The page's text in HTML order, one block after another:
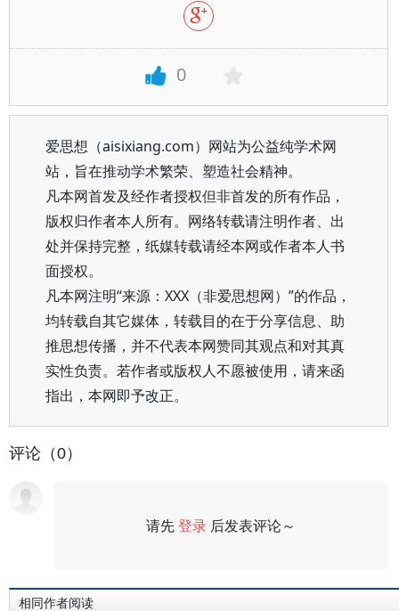
0
爱思想（aisixiang.com）网站为公益纯学术网
站，旨在推动学术繁荣、塑造社会精神。
凡本网首发及经作者授权但非首发的所有作品，
版权归作者本人所有。网络转载请注明作者、出
处并保持完整，纸媒转载请经本网或作者本人书
面授权。
凡本网注明“来源：XXX（非爱思想网）”的作品，
均转载自其它媒体，转载目的在于分享信息、助
推思想传播，并不代表本网赞同其观点和对其真
实性负责。若作者或版权人不愿被使用，请来函
指出，本网即予改正。
评论（0）
请先登录 后发表评论～
相同作者阅读